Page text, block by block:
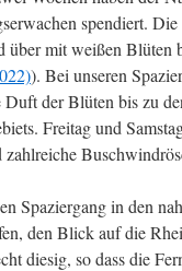
spendiert.
über mit weißen Blüten
). Bei unseren
Duft der Blüten bis zu
Freitag und
zahlreiche
Spaziergang in den
den Blick auf die
diesig, so dass die